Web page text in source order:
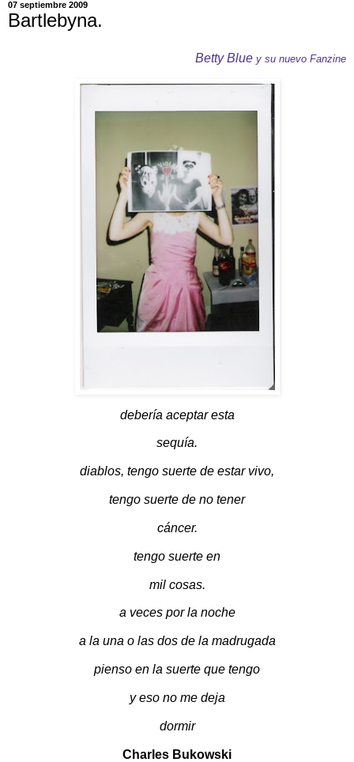
07 septiembre 2009
Bartlebyna.
Betty Blue y su nuevo Fanzine
debería aceptar esta
sequía.
diablos, tengo suerte de estar vivo,
tengo suerte de no tener
cáncer.
tengo suerte en
mil cosas.
a veces por la noche
a la una o las dos de la madrugada
pienso en la suerte que tengo
y eso no me deja
dormir
Charles Bukowski